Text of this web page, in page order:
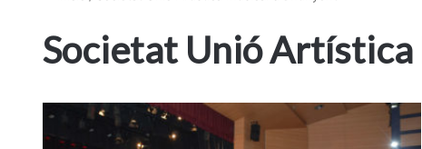
Societat Unió Artística